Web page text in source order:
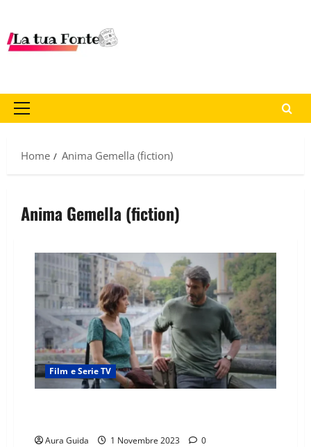
Home Anima Gemella (fiction)
Anima Gemella (fiction)
Film e Serie TV
Aura Guida 1 Novembre 2023 0